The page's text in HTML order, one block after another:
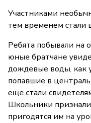
Участниками
тем временем стали
Ребята побывали на
юные братчане
дождевые воды, как
попавшие в
ещё стали
Школьники
пригодятся им на